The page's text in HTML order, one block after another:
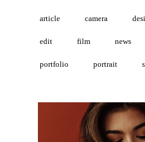
article camera
edit film news
portfolio portrait